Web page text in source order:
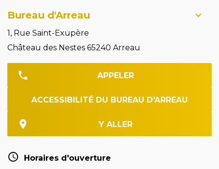
Bureau d'Arreau
1, Rue Saint-Exupère
Château des Nestes 65240 Arreau
APPELER
ACCESSIBILITÉ DU BUREAU D'ARREAU
Y ALLER
Horaires d'ouverture